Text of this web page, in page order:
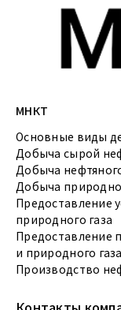
МНКТ
Основные виды
Добыча сырой
Добыча
Добыча
Предоставление
природного газа
Предоставление
и природного газа
Производство